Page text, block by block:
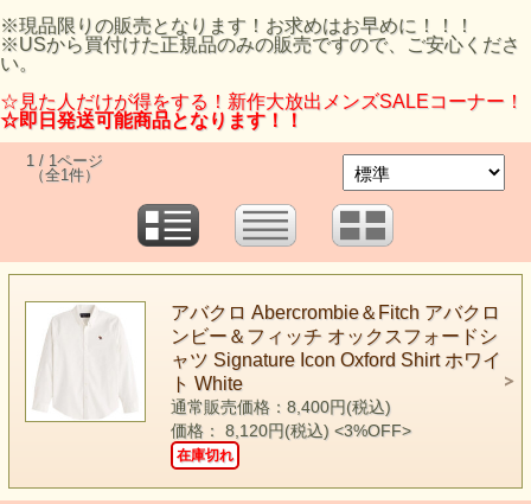
※現品限りの販売となります！お求めはお早めに！！！
※USから買付けた正規品のみの販売ですので、ご安心くださ
い。
☆見た人だけが得をする！新作大放出メンズSALEコーナー！
☆即日発送可能商品となります！！
1 / 1ページ
（全1件）
アバクロ Abercrombie＆Fitch アバクロ
ンビー＆フィッチ オックスフォードシ
ャツ Signature Icon Oxford Shirt ホワイ
ト White
通常販売価格：8,400円(税込)
価格： 8,120円(税込) <3%OFF>
在庫切れ